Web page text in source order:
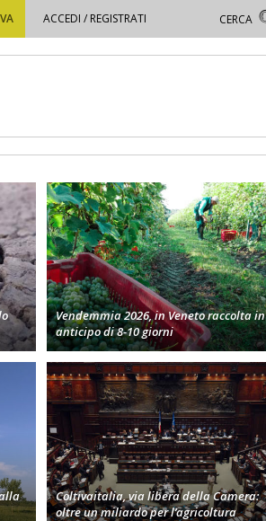
ACCEDI / REGISTRATI
Vendemmia 2026, in Veneto raccolta in
anticipo di 8-10 giorni
Coltivaitalia, via libera della Camera:
oltre un miliardo per l’agricoltura